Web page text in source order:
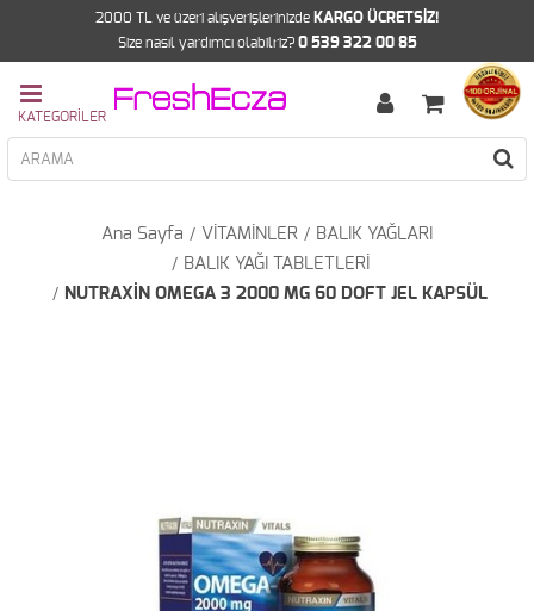
2000 TL ve üzeri alışverişlerinizde KARGO ÜCRETSİZ!
Size nasıl yardımcı olabilriz? 0 539 322 00 85
Ana Sayfa VİTAMİNLER
BALIK YAĞLARI
BALIK YAĞI TABLETLERİ
NUTRAXİN OMEGA 3 2000 MG 60 DOFT JEL KAPSÜL